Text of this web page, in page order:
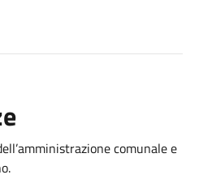
comunale e